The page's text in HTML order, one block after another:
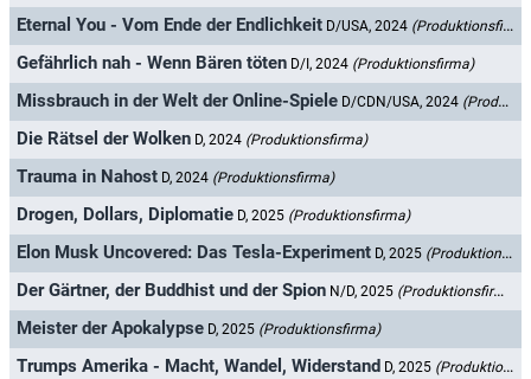
Eternal You - Vom Ende der Endlichkeit D/USA, 2024 (Produktionsfirma)
Gefährlich nah - Wenn Bären töten D/I, 2024 (Produktionsfirma)
Missbrauch in der Welt der Online-Spiele D/CDN/USA, 2024 (Produktionsfirma)
Die Rätsel der Wolken D, 2024 (Produktionsfirma)
Trauma in Nahost D, 2024 (Produktionsfirma)
Drogen, Dollars, Diplomatie D, 2025 (Produktionsfirma)
Elon Musk Uncovered: Das Tesla-Experiment D, 2025 (Produktionsfirma)
Der Gärtner, der Buddhist und der Spion N/D, 2025 (Produktionsfirma)
Meister der Apokalypse D, 2025 (Produktionsfirma)
Trumps Amerika - Macht, Wandel, Widerstand D, 2025 (Produktionsfirma)